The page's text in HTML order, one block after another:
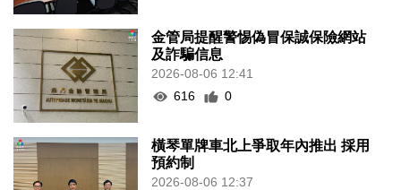
金管局提醒警惕偽冒保誠保險網站
及詐騙信息
2026-08-06 12:41
616
0
橫琴單牌車北上爭取年內推出 採用
預約制
2026-08-06 12:37